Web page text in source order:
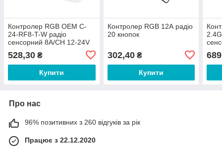
Контролер RGB OEM C-
24-RF8-T-W радіо
сенсорний 8A/CH 12-24V
528,30 ₴
Купити
Контролер RGB 12А радіо
20 кнопок
302,40₴
Купити
689
Про нас
96% позитивних з 260 відгуків за рік
Працює з 22.12.2020